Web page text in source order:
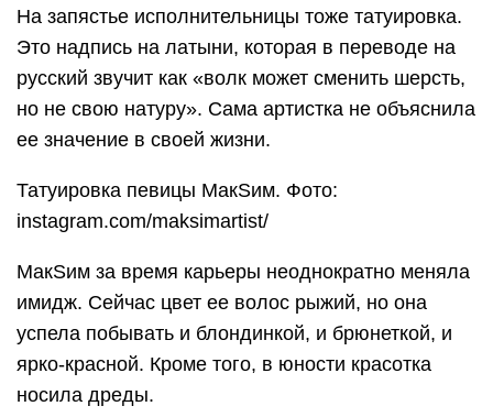
На запястье исполнительницы тоже татуировка.
Это надпись на латыни, которая в переводе на
русский звучит как «волк может сменить шерсть,
но не свою натуру». Сама артистка не объяснила
ее значение в своей жизни.
Татуировка певицы МакSим. Фото:
instagram.com/maksimartist/
МакSим за время карьеры неоднократно меняла
имидж. Сейчас цвет ее волос рыжий, но она
успела побывать и блондинкой, и брюнеткой, и
ярко-красной. Кроме того, в юности красотка
носила дреды.